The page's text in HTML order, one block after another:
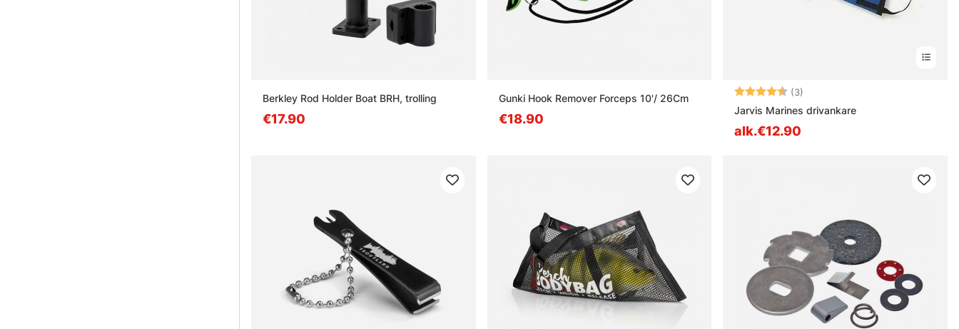
Berkley Rod Holder Boat BRH, trolling
€17.90
Gunki Hook Remover Forceps 10'/ 26Cm
€18.90
Arvio: (3)
Jarvis Marines drivankare
alk.€12.90